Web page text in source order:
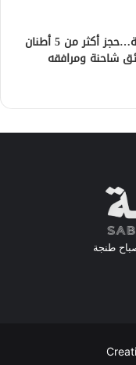
ضربة أمنية قوية بكتامة…حجز أكثر من 5 أطنان
شاحنة ومرافقه
طنجة